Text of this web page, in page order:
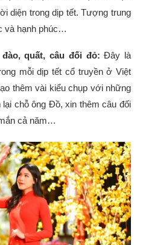
diện trong dịp tết. Tượng trung
và hạnh phúc…
quất, câu đối đỏ: Đây là
mỗi dịp tết cổ truyền ở Việt
thêm vài kiểu chụp với những
chỗ ông Đồ, xin thêm câu đối
cả năm…